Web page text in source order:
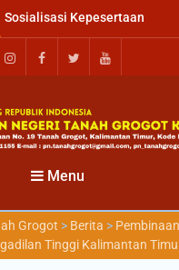
Sosialisasi Kepesertaan
Program Jaminan
Kesehatan Nasional (JKN)
bagi Pengadilan Negeri
Kesehatan Cabang
Balikapapan
Briefin Petugas PTSP Hari
Senin, 3 Agustus 2026
Kamis Tanggal 6 Agustus
2026
Menu
Grogot > Berita >
Tinggi Kalimantan